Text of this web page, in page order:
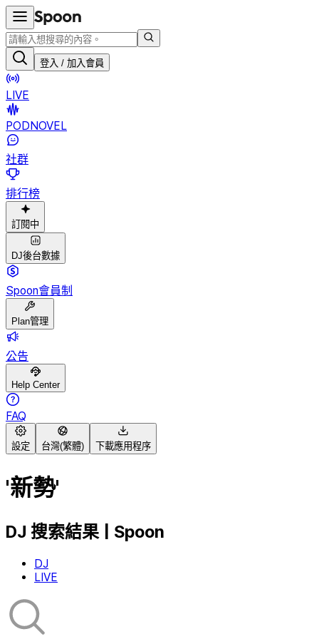
登入 / 加入會員
LIVE
PODNOVEL
社群
排行榜
訂閱中
DJ後台數據
Spoon會員制
Plan管理
公告
Help Center
FAQ
設定 台灣(繁體) 下載應用程序
'新勢'
DJ 搜索結果 | Spoon
DJ
LIVE